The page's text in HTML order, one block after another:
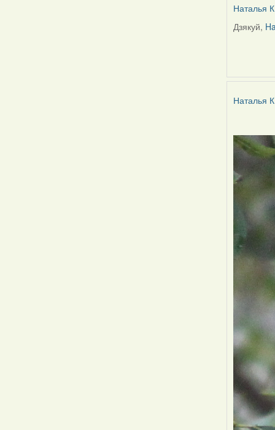
Наталья К
In
Harrier
Дзякуй,
Наталья К